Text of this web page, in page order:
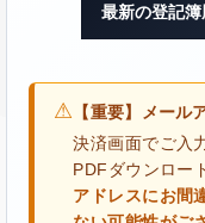
最新の登記
⚠ 【重要】メール
決済画面でご入
PDFダウンロー
アドレスにお間